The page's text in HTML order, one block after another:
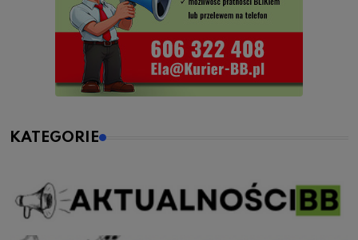
KATEGORIE